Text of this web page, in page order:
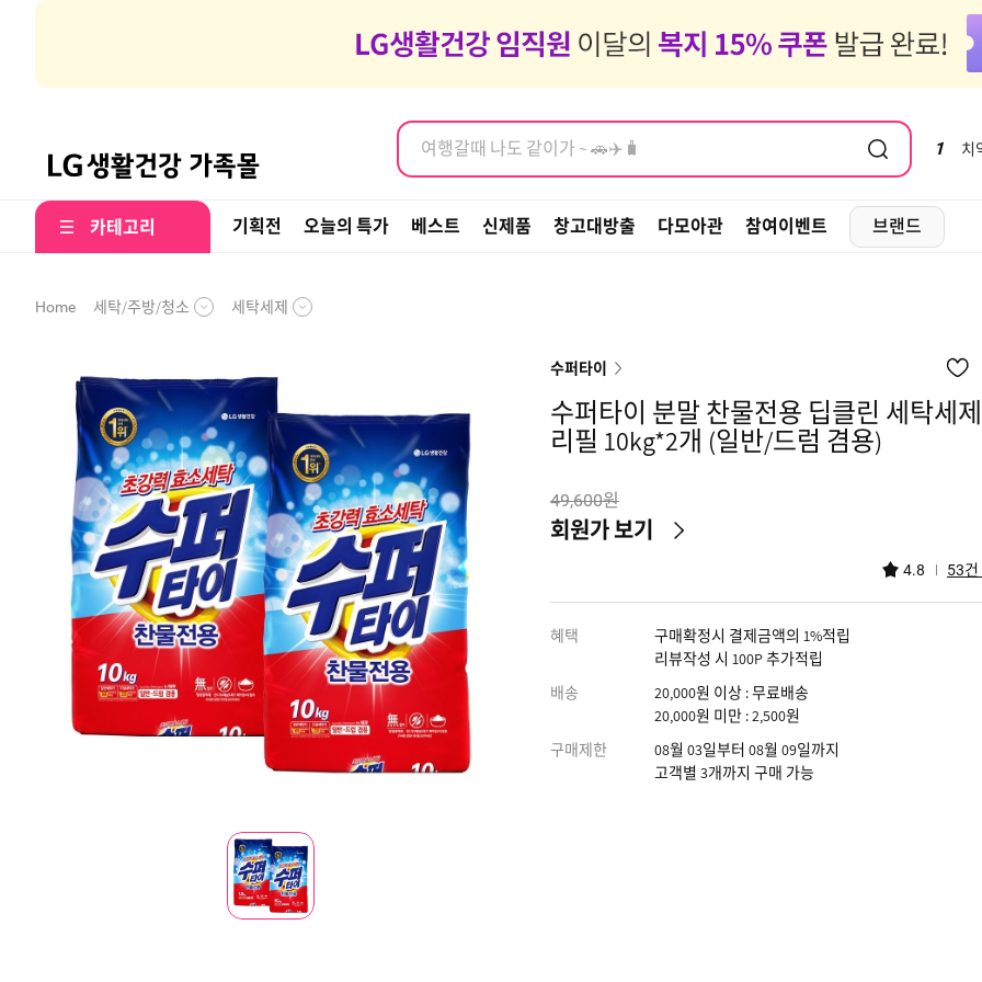
염색약, 염모제, 새치
염색약, 염모제, 새치 1 치
카테고리 기획전 오늘의 특가 베스트 신제품 창고대방출 다모아관 참여이벤트 브랜드
Home 세탁/주방/청소 세탁세제
수퍼타이
수퍼타이 분말 찬물전용 딥클린 세탁세제
리필 10kg*2개 (일반/드럼 겸용)
49,600원
회원가 보기
4.8 53
혜택
구매확정시 결제금액의 1%적립
리뷰작성 시 100P 추가적립
배송
20,000원 이상 : 무료배송
20,000원 미만 : 2,500원
구매제한
08월 03일부터 08월 09일까지
고객별 3개까지 구매 가능